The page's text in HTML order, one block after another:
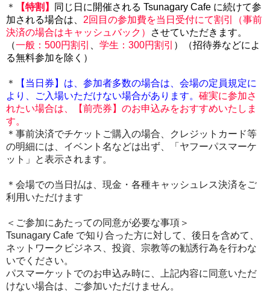
＊
【特割】
同じ日に開催される Tsunagary Cafe に続けて参
加される場合は、 2回目の参加費を当日受付にて割引（事前
決済の場合はキャッシュバック）
させていただきます。
（一般：500円割引 学生：300円割引 ）（招待券などによ
る無料参加を除く）
＊ 【当日券】は、 参加者多数の場合は、会場の定員規定に
より、ご入場いただけない場合があります。 確実に参加さ
れたい場合は、【前売券】のお申込みをおすすめいたしま
す。
＊事前決済でチケットご購入の場合、クレジットカード等
の明細には、イベント名などは出ず、「ヤフーパスマーケ
ット」と表示されます。
＊会場での当日払は、現金・各種キャッシュレス決済をご
利用いただけます
＜ご参加にあたっての同意が必要な事項＞
Tsunagary Cafe で知り合った方に対して、後日を含めて、
ネットワークビジネス、投資、宗教等の勧誘行為を行わな
いでください。
パスマーケットでのお申込み時に、上記内容に同意いただ
けない場合は、ご参加いただけません。